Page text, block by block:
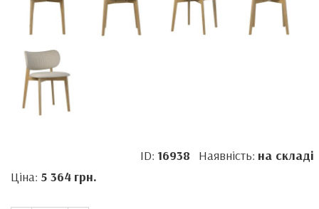
ID: 16938 Наявність: на складі
Ціна: 5 364 грн.